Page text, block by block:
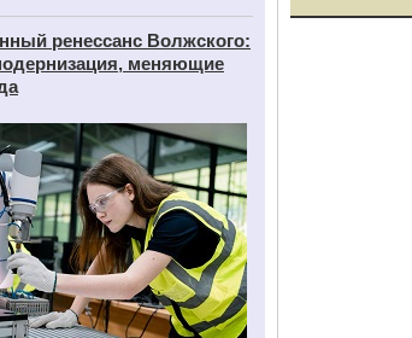
ренессанс Волжского:
меняющие